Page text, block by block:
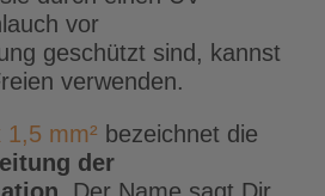
vor
geschützt sind, kannst
verwenden.
1,5 mm² bezeichnet die
der